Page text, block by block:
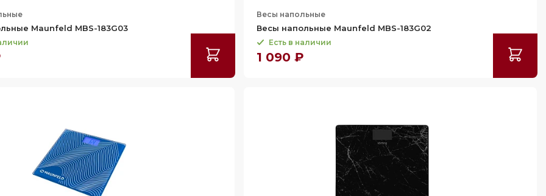
Maunfeld MBS-183G03
Весы напольные
Весы напольные Maunfeld MBS-183G02
Есть в наличии
1 090 ₽